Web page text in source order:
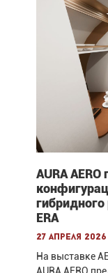
AURA
ERA
27 апреля 2026
На выставке
AURA AERO